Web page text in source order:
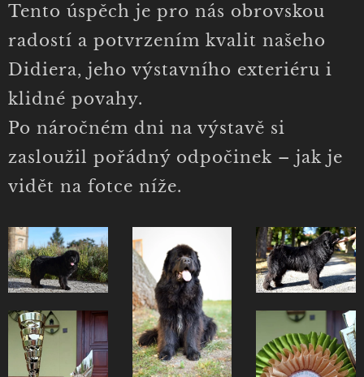
Tento úspěch je pro nás obrovskou
radostí a potvrzením kvalit našeho
Didiera, jeho výstavního exteriéru i
klidné povahy.
Po náročném dni na výstavě si
zasloužil pořádný odpočinek – jak je
vidět na fotce níže.